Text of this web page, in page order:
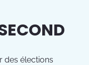
des élections